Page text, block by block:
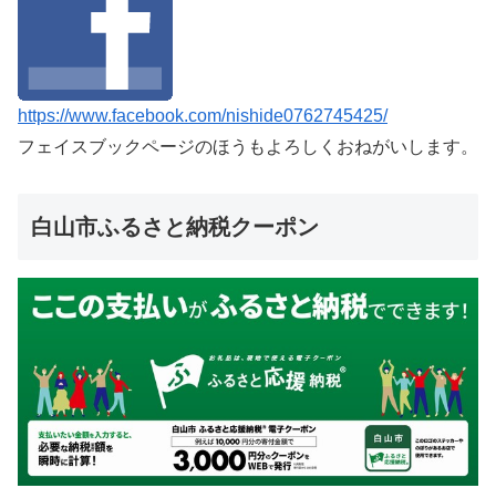
https://www.facebook.com/nishide0762745425/
フェイスブックページのほうもよろしくおねがいします。
白山市ふるさと納税クーポン